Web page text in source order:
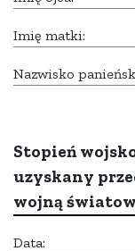
Imię matki:
Nazwisko
Stopień
uzyskany
wojną
Data: